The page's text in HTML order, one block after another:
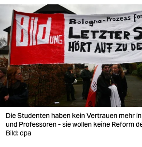
berlin
nord
wahrheit
verlag
verlag
veranstaltungen
shop
Die Studenten haben kein Vertrauen mehr
und Professoren - sie wollen keine Reform
Bild: dpa